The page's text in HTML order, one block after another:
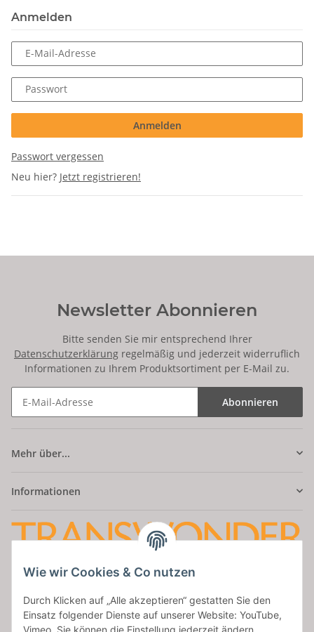
Anmelden
E-Mail-Adresse
Passwort
Anmelden
Passwort vergessen
Neu hier? Jetzt registrieren!
Newsletter Abonnieren
Bitte senden Sie mir entsprechend Ihrer
Datenschutzerklärung regelmäßig und jederzeit widerruflich
Informationen zu Ihrem Produktsortiment per E-Mail zu.
Abonnieren
Mehr über...
Informationen
Aumaische Str. 47
07937 Zeulenroda
Wie wir Cookies & Co nutzen
Durch Klicken auf „Alle akzeptieren“ gestatten Sie den
Einsatz folgender Dienste auf unserer Website: YouTube,